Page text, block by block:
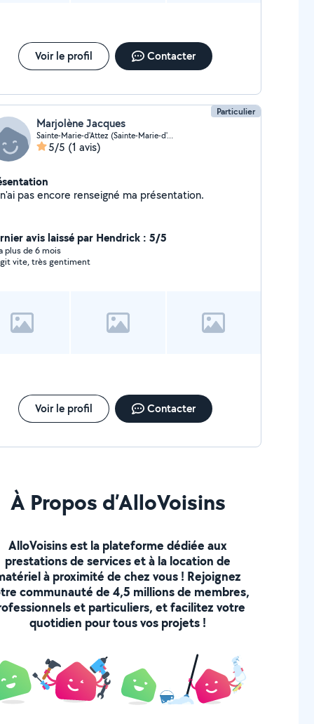
Voir le profil Contacter
Particulier
Marjolène Jacques
Sainte-Marie-d'Attez (Sainte-Marie-d'Attez)
5/5 (1 avis)
Je n'ai pas encore renseigné ma présentation.
avis laissé par Hendrick : 5/5
plus de 6 mois
vite, très gentiment
Voir le profil Contacter
À Propos d’AlloVoisins
AlloVoisins est la plateforme dédiée aux
prestations de services et à la location de
à proximité de chez vous ! Rejoignez
communauté de 4,5 millions de membres,
et particuliers, et facilitez votre
quotidien pour tous vos projets !